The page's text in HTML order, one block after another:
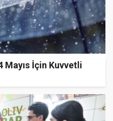
Mayıs İçin Kuvvetli